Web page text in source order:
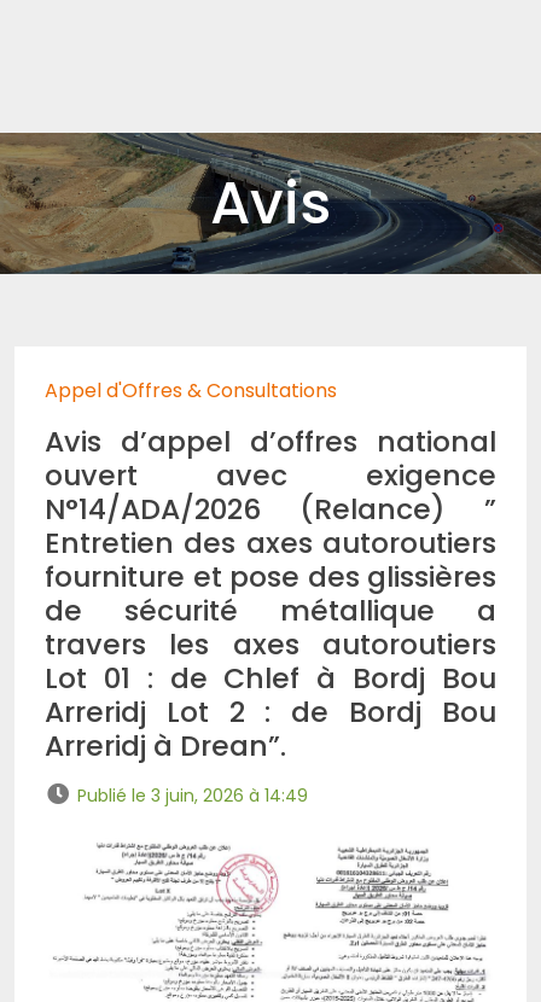
Avis
Appel d'Offres & Consultations
Avis d’appel d’offres national
ouvert avec exigence
N°14/ADA/2026 (Relance) ”
Entretien des axes autoroutiers
fourniture et pose des glissières
de sécurité métallique a
travers les axes autoroutiers
Lot 01 : de Chlef à Bordj Bou
Arreridj Lot 2 : de Bordj Bou
Arreridj à Drean”.
Publié le 3 juin, 2026 à 14:49